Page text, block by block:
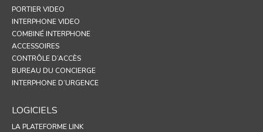
PORTIER VIDEO
INTERPHONE VIDEO
COMBINÉ INTERPHONE
ACCESSOIRES
CONTRÔLE D’ACCÈS
BUREAU DU CONCIERGE
INTERPHONE D’URGENCE
LOGICIELS
LA PLATEFORME LINK